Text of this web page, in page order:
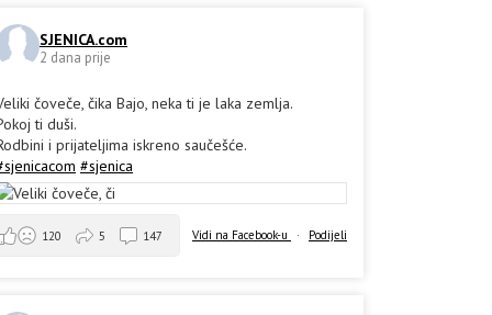
SJENICA.com
2 dana prije
čoveče, čika Bajo, neka ti je laka zemlja.
ti duši.
i prijateljima iskreno saučešće.
#sjenica
Vidi na Facebook-u · Podijeli
120 5 147